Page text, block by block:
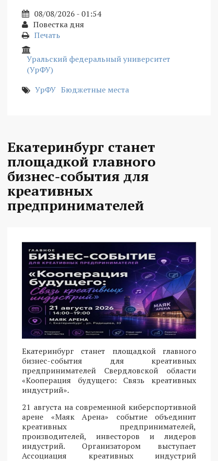
08/08/2026 - 01:54
Повестка дня
Печать
Уральский федеральный университет
(УрФУ)
УрФУ Бюджетные места
Екатеринбург станет
площадкой главного
бизнес-события для
креативных
предпринимателей
Екатеринбург станет площадкой главного
бизнес-события для креативных
предпринимателей Свердловской области
«Кооперация будущего: Связь креативных
индустрий».
21 августа на современной киберспортивной
арене «Маяк Арена» событие объединит
креативных предпринимателей,
производителей, инвесторов и лидеров
индустрий. Организатором выступает
Ассоциация креативных индустрий